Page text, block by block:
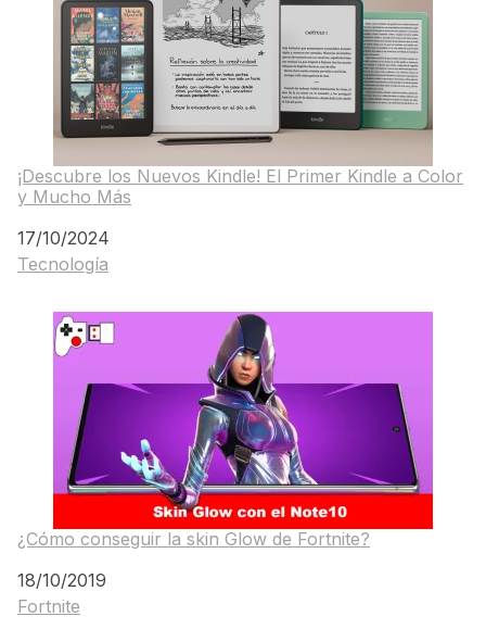
¡Descubre los Nuevos Kindle! El Primer Kindle a Color
y Mucho Más
Fecha
17/10/2024
Respecto a
Tecnología
¿Cómo conseguir la skin Glow de Fortnite?
Fecha
18/10/2019
Respecto a
Fortnite